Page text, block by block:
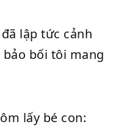
lập tức cảnh
bảo bối tôi mang
lấy bé con: